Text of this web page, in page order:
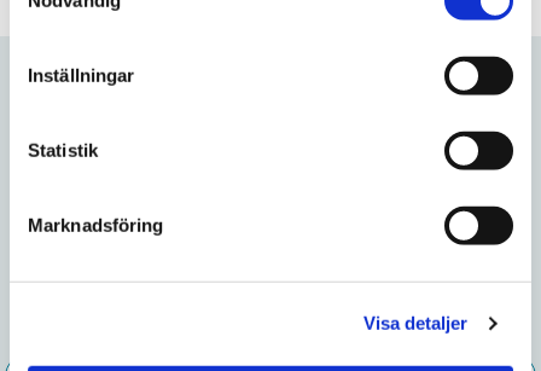
Inställningar
Statistik
Marknadsföring
Visa detaljer
Portion